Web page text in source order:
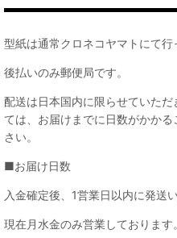
型紙は通常クロネコヤマトにて行
後払いのみ郵便局です。
配送は日本国内に限らせていた
ては、お届けまでに日数がかか
さい。
■お届け日数
入金確定後、1営業日以内に発送
現在月水金のみ営業しております。